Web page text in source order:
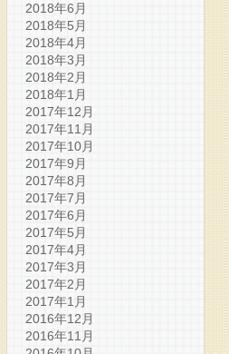
2018年6月
2018年5月
2018年4月
2018年3月
2018年2月
2018年1月
2017年12月
2017年11月
2017年10月
2017年9月
2017年8月
2017年7月
2017年6月
2017年5月
2017年4月
2017年3月
2017年2月
2017年1月
2016年12月
2016年11月